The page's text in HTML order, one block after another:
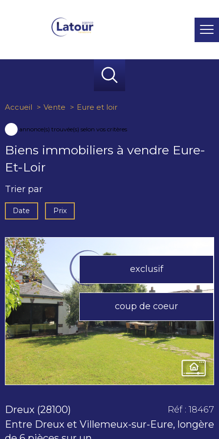
Accueil Vente Eure et loir
annonce(s) trouvée(s) selon vos critères
Biens immobiliers à vendre Eure-
Et-Loir
Trier par
Date Prix
exclusif
coup de coeur
voir le
bien
Dreux (28100)
Entre Dreux et Villemeux-sur-Eure, longère
Réf : 18467